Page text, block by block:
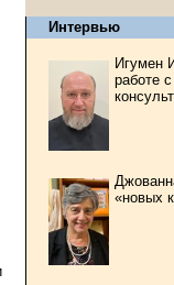
Интервью
Игумен
работе
«новых